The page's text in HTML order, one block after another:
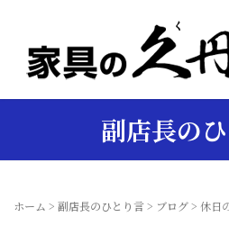
副店長の
ホーム > 副店長のひとり言> ブログ> 休日